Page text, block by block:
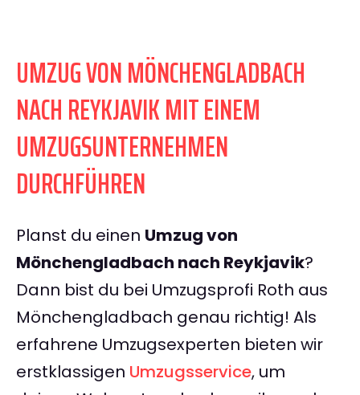
UMZUG VON MÖNCHENGLADBACH
NACH REYKJAVIK MIT EINEM
UMZUGSUNTERNEHMEN
DURCHFÜHREN
Planst du einen Umzug von
Mönchengladbach nach Reykjavik?
Dann bist du bei Umzugsprofi Roth aus
Mönchengladbach genau richtig! Als
erfahrene Umzugsexperten bieten wir
erstklassigen Umzugsservice, um